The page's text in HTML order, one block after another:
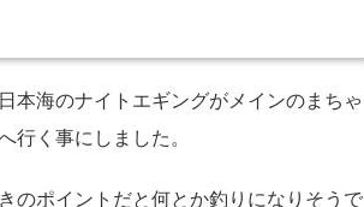
本海のナイトエギングがメインのまちゃ
く事にしました。
のポイントだと何とか釣りになりそうで